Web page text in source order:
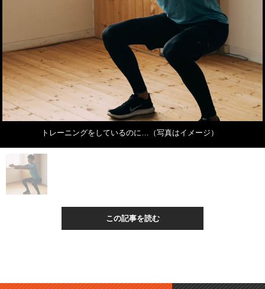
トレーニングをしているのに…（写真はイメージ）
この記事を読む